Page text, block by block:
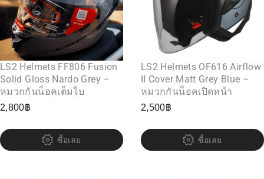
LS2 Helmets FF806 Fusion
Solid Gloss Nardo Grey –
หมวกกันน็อคเต็มใบ
2,800฿
ซื้อเลย
LS2 Helmets OF616 Airflow
II Cover Matt Grey Blue –
หมวกกันน็อคเปิดหน้า
2,500฿
ซื้อเลย